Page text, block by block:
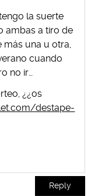
la suerte
ambas a tiro de
más una u otra,
cuando
no ir…
¿¿os
destape-
Reply